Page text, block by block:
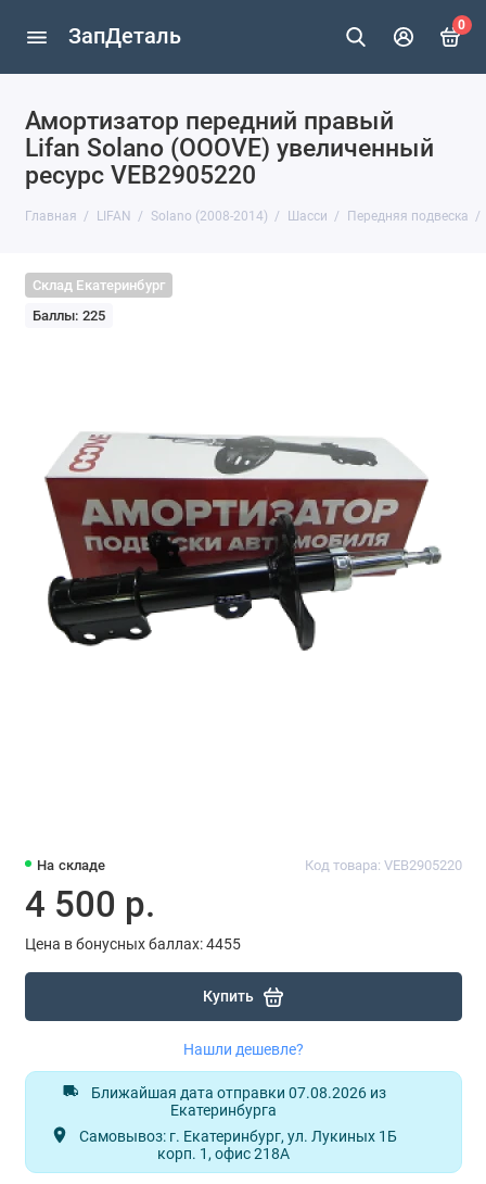
ЗапДеталь 0
Амортизатор передний правый
Lifan Solano (OOOVE) увеличенный
ресурс VEB2905220
Главная LIFAN Solano (2008-2014) Шасси Передняя подвеска
Склад Екатеринбург
Баллы: 225
На складе Код товара: VEB2905220
4 500 р.
Цена в бонусных баллах: 4455
Купить
Нашли дешевле?
Ближайшая дата отправки 07.08.2026 из
Екатеринбурга
Самовывоз: г. Екатеринбург, ул. Лукиных 1Б
корп. 1, офис 218А